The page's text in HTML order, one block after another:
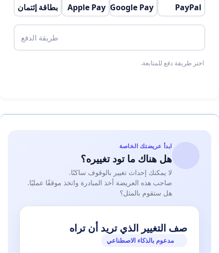
is able to make the difference, your voice can make
the change , your willing is the one of the
cornerstones that can contribute on shaping the
next generations future. “Just sign and share”!
PayPal
Google Pay
Apple Pay بطاقة إئتمان
طريقة الدفع
اختر طريقة دفع للمتابعة.
ابدأ عريضتك الخاصة
هل هناك ما تود تغييره؟
لا يمكنك إحداث تغيير بالوقوف ساكنًا.
صاحب هذه العريضة أخذ المبادرة واتخذ موقفًا عمليًا.
هل ستقوم بالمثل؟
صف التغيير الذي تريد أن تراه
مدعوم بالذكاء الاصطناعي